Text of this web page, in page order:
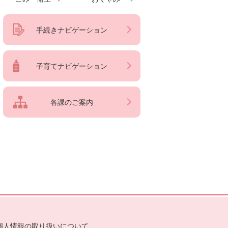
手続きナビゲーション
子育てナビゲーション
各課のご案内
人情報の取り扱いについて